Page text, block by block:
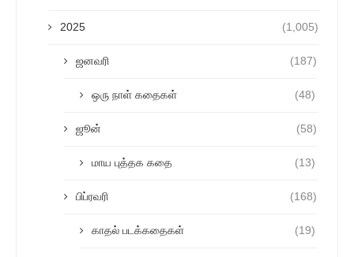
2025 (1,005)
ஜனவரி (187)
ஒரு நாள் கதைகள் (48)
ஜூன் (58)
மாய புத்தக கதை (13)
பிப்ரவரி (168)
காதல் படக்கதைகள் (19)